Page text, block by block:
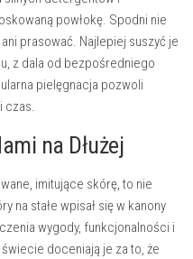
powłokę. Spodni nie
prasować. Najlepiej suszyć je
z dala od bezpośredniego
pielęgnacja pozwoli
czas.
na Dłużej
imitujące skórę, to nie
na stałe wpisał się w kanony
wygody, funkcjonalności i
doceniają je za to, że